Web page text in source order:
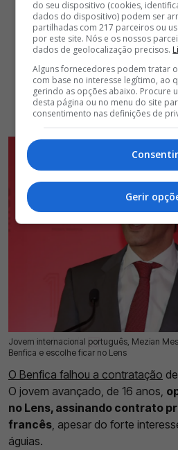
Jovem internacional português, Mezian
Benfica e escolhe ficar no Lens
20 Jul 2026 | 17:44 | 0
O Benfica falhou a contratação
O jovem avançado, de 16 anos,
no Lens, assinando contrato
francês , apesar do forte
águias.
do seu dispositivo (cookies,
dados do dispositivo) podem ser
partilhadas com 217 parceiros ou
por este site. Nós e os nossos
dados de geolocalização precisos.
Alguns fornecedores podem tratar
com base no interesse legítimo, ao
gerindo as opções abaixo. Procure
desta página ou no menu do site
consentimento nas definições de
Consentir
Gerir